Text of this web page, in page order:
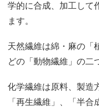
学的に合成、加工して
ます。
天然繊維は綿・麻の「
どの「動物繊維」の二
化学繊維は原料、製造
「再生繊維」、「半